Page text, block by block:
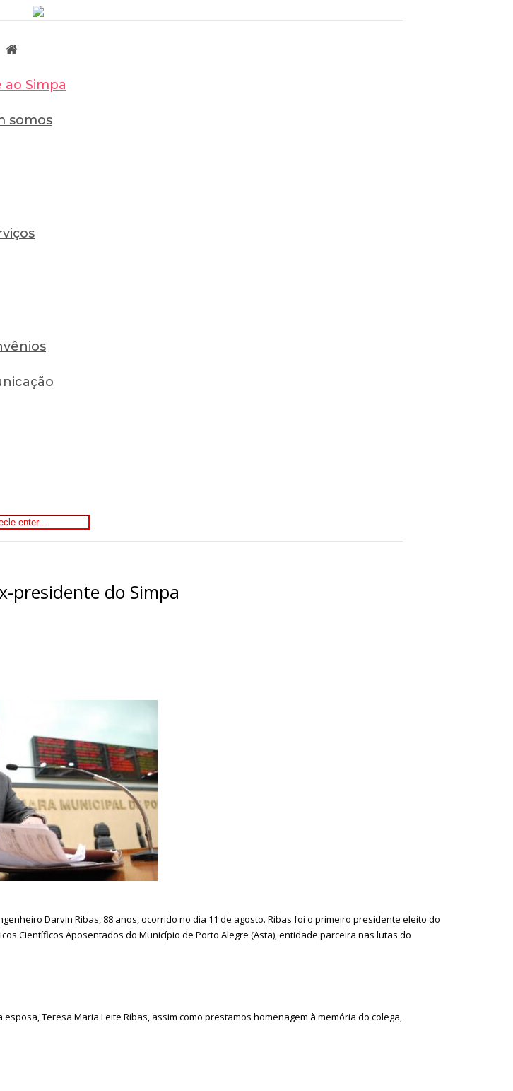
ao Simpa
somos
presidente do Simpa
Darvin Ribas, 88 anos, ocorrido no dia 11 de agosto. Ribas foi o primeiro presidente eleito do
Científicos Aposentados do Município de Porto Alegre (Asta), entidade parceira nas lutas do
Teresa Maria Leite Ribas, assim como prestamos homenagem à memória do colega,